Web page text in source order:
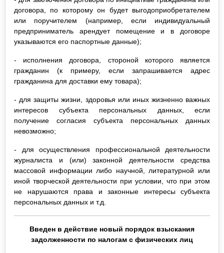
договора, по которому он будет выгодоприобретателем
или поручителем (например, если индивидуальный
предприниматель арендует помещение и в договоре
указываются его паспортные данные);
- исполнения договора, стороной которого является
гражданин (к примеру, если запрашивается адрес
гражданина для доставки ему товара);
- для защиты жизни, здоровья или иных жизненно важных
интересов субъекта персональных данных, если
получение согласия субъекта персональных данных
невозможно;
- для осуществления профессиональной деятельности
журналиста и (или) законной деятельности средства
массовой информации либо научной, литературной или
иной творческой деятельности при условии, что при этом
не нарушаются права и законные интересы субъекта
персональных данных и т.д.
Введен в действие новый порядок взыскания
задолженности по налогам с физических лиц